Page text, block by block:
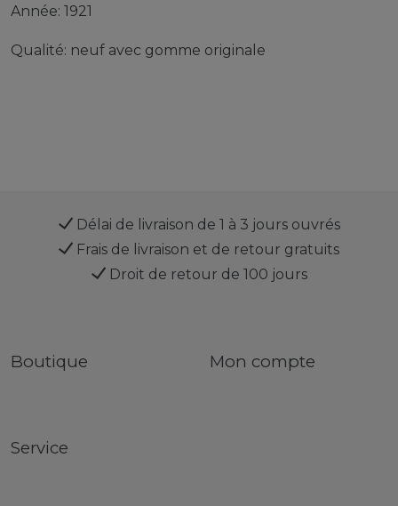
Année: 1921
Qualité: neuf avec gomme originale
Délai de livraison de 1 à 3 jours ouvrés
Frais de livraison et de retour gratuits
Droit de retour de 100 jours
Boutique Mon compte
Service